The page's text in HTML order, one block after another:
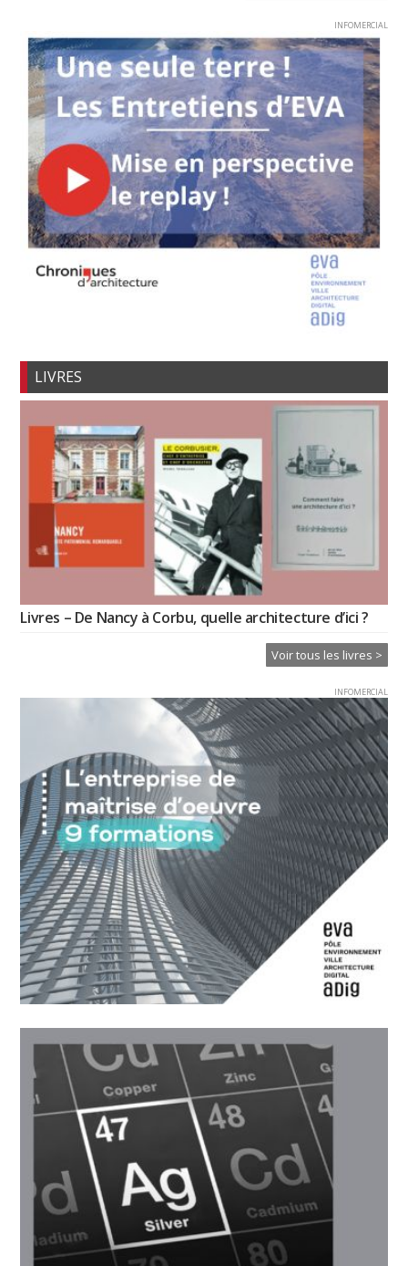
INFOMERCIAL
LIVRES
Livres – De Nancy à Corbu, quelle architecture d’ici ?
Voir tous les livres >
INFOMERCIAL